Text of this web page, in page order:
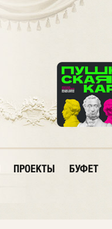
ПРОЕКТЫ БУФЕТ